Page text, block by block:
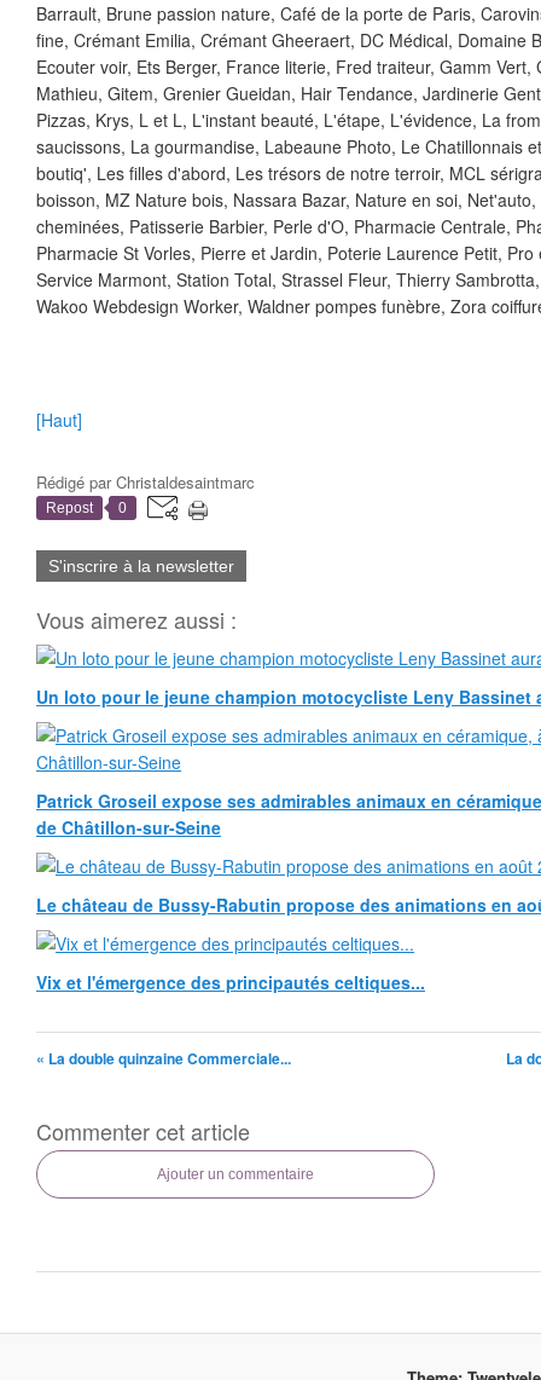
Barrault, Brune passion nature, Café de la porte de Paris,
fine, Crémant Emilia, Crémant Gheeraert, DC Médical, Domaine
Ecouter voir, Ets Berger, France literie, Fred traiteur, Gamm
Mathieu, Gitem, Grenier Gueidan, Hair Tendance, Jardinerie
Pizzas, Krys, L et L, L'instant beauté, L'étape, L'évidence, La
saucissons, La gourmandise, Labeaune Photo, Le Chatillonnais
boutiq', Les filles d'abord, Les trésors de notre terroir, MCL
boisson, MZ Nature bois, Nassara Bazar, Nature en soi,
cheminées, Patisserie Barbier, Perle d'O, Pharmacie Centrale,
Pharmacie St Vorles, Pierre et Jardin, Poterie Laurence Petit,
Service Marmont, Station Total, Strassel Fleur, Thierry
Wakoo Webdesign Worker, Waldner pompes funèbre, Zora
[Haut]
Rédigé parChristaldesaintmarc
Repost 0
S'inscrire à la newsletter
Vous aimerez aussi :
Un loto pour le jeune champion motocycliste Leny Bassinet
Patrick Groseil expose ses admirables animaux en
de Châtillon-sur-Seine
Le château de Bussy-Rabutin propose des animations en
Vix et l'émergence des principautés celtiques...
« La double quinzaine Commerciale... La
Commenter cet article
Ajouter un commentaire